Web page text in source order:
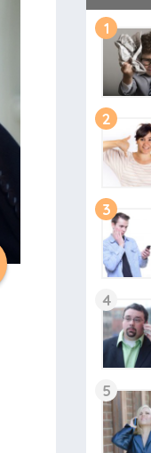
1
2
3
4
5